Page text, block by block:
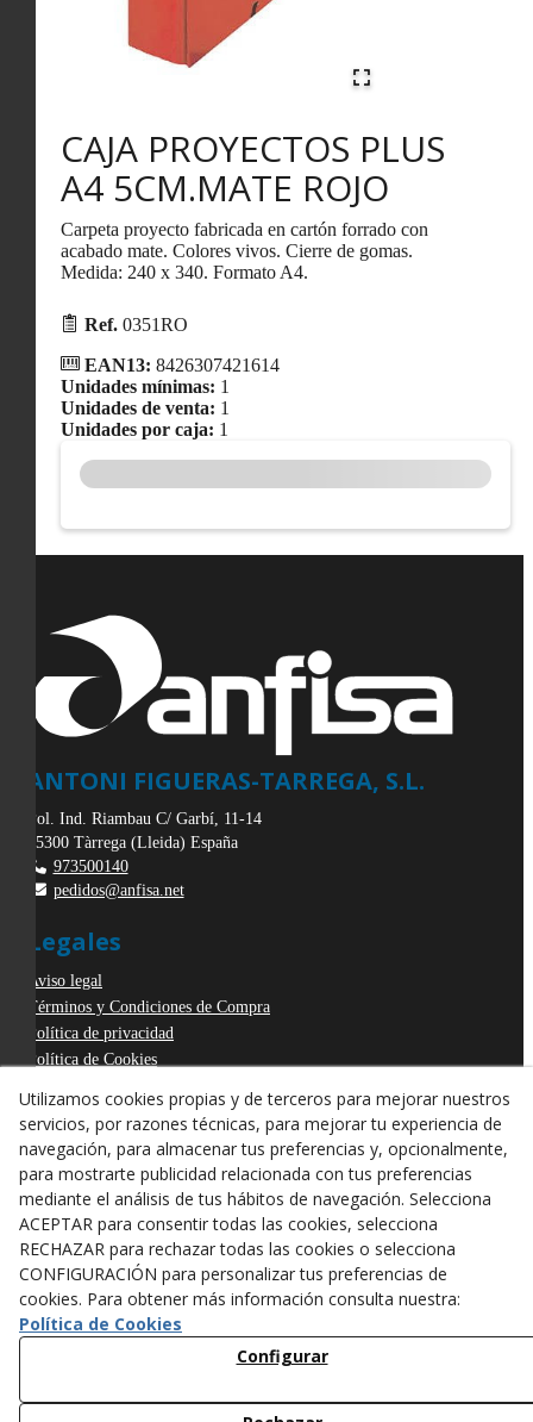
CAJA PROYECTOS PLUS
A4 5CM.MATE ROJO
Carpeta proyecto fabricada en cartón forrado con
acabado mate. Colores vivos. Cierre de gomas.
Medida: 240 x 340. Formato A4.
Ref. 0351RO
EAN13: 8426307421614
Unidades mínimas: 1
Unidades de venta: 1
Unidades por caja: 1
ANTONI FIGUERAS-TARREGA, S.L.
Pol. Ind. Riambau C/ Garbí, 11-14
25300 Tàrrega (Lleida) España
973500140
pedidos@anfisa.net
Legales
Aviso legal
Términos y Condiciones de Compra
Política de privacidad
Política de Cookies
Derecho de desistimiento
Utilizamos cookies propias y de terceros para mejorar nuestros
servicios, por razones técnicas, para mejorar tu experiencia de
navegación, para almacenar tus preferencias y, opcionalmente,
para mostrarte publicidad relacionada con tus preferencias
mediante el análisis de tus hábitos de navegación. Selecciona
ACEPTAR para consentir todas las cookies, selecciona
RECHAZAR para rechazar todas las cookies o selecciona
CONFIGURACIÓN para personalizar tus preferencias de
cookies. Para obtener más información consulta nuestra:
Política de Cookies
Configurar